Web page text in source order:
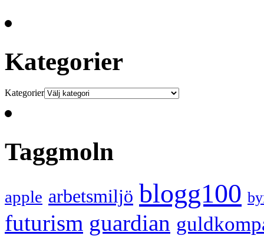
Kategorier
Kategorier
Taggmoln
apple arbetsmiljö blogg100
futurism guardian